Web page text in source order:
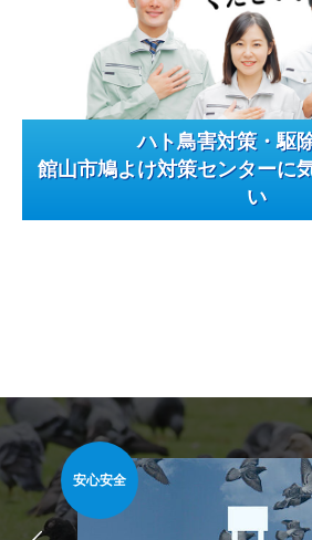
ハト鳥害対策・駆
館山市鳩よけ対策センターに
い
安心安全